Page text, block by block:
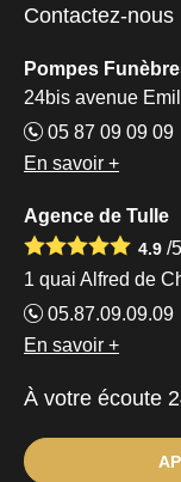
Contactez-nous
Pompes
24bis avenue
05 87 09 09 09
En savoir +
Agence de Tulle
4.9 /
1 quai Alfred de
05.87.09.09.09
En savoir +
À votre écoute